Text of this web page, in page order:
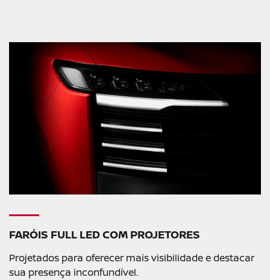
FARÓIS FULL LED COM PROJETORES
Projetados para oferecer mais visibilidade e destacar
sua presença inconfundível.